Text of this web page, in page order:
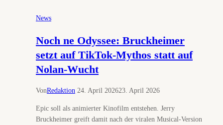
News
Noch ne Odyssee: Bruckheimer
setzt auf TikTok-Mythos statt auf
Nolan-Wucht
VonRedaktion 24. April 202623. April 2026
Epic soll als animierter Kinofilm entstehen. Jerry
Bruckheimer greift damit nach der viralen Musical-Version